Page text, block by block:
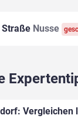
Nusse
Vergleichen